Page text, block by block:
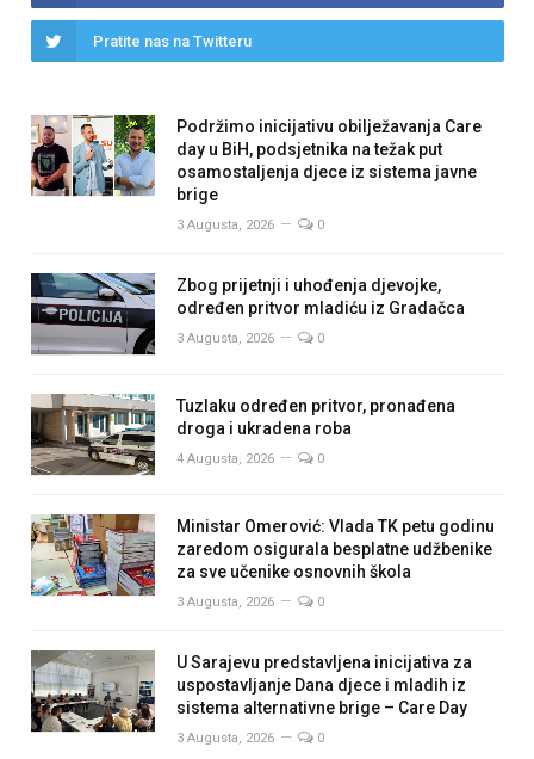
Pratite nas na Twitteru
Podržimo inicijativu obilježavanja Care
day u BiH, podsjetnika na težak put
osamostaljenja djece iz sistema javne
brige
3 Augusta, 2026 0
Zbog prijetnji i uhođenja djevojke,
određen pritvor mladiću iz Gradačca
3 Augusta, 2026 0
Tuzlaku određen pritvor, pronađena
droga i ukradena roba
4 Augusta, 2026 0
Ministar Omerović: Vlada TK petu godinu
zaredom osigurala besplatne udžbenike
za sve učenike osnovnih škola
3 Augusta, 2026 0
U Sarajevu predstavljena inicijativa za
uspostavljanje Dana djece i mladih iz
sistema alternativne brige – Care Day
3 Augusta, 2026 0